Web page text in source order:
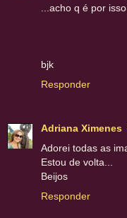
...acho q é por
bjk
Responder
Adriana Ximenes
Adorei todas as
Estou de volta...
Beijos
Responder